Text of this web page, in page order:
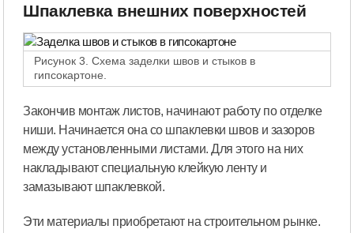
Шпаклевка внешних поверхностей
Рисунок 3. Схема заделки швов и стыков в
гипсокартоне.
Закончив монтаж листов, начинают работу по отделке
ниши. Начинается она со шпаклевки швов и зазоров
между установленными листами. Для этого на них
накладывают специальную клейкую ленту и
замазывают шпаклевкой.
Эти материалы приобретают на строительном рынке.